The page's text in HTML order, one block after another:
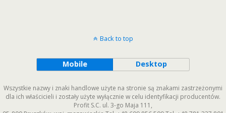
Back to top
Mobile Desktop
Wszystkie nazwy i znaki handlowe użyte na stronie są znakami zastrzeżonymi
dla ich właścicieli i zostały użyte wyłącznie w celu identyfikacji producentów.
Profit S.C. ul. 3-go Maja 111 ,